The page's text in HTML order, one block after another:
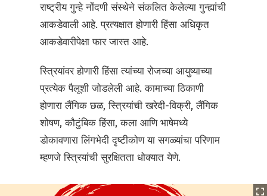
राष्ट्रीय गुन्हे नोंदणी संस्थेने संकलित केलेल्या गुन्ह्यांची
आकडेवाली आहे. प्रत्यक्षात होणारी हिंसा अधिकृत
आकडेवारीपेक्षा फार जास्त आहे.
स्त्रियांवर होणारी हिंसा त्यांच्या रोजच्या आयुष्याच्या
प्रत्येक पैलूशी जोडलेली आहे. कामाच्या ठिकाणी
होणारा लैंगिक छळ, स्त्रियांची खरेदी-विक्री, लैंगिक
शोषण, कौटुंबिक हिंसा, कला आणि भाषेमध्ये
डोकावणारा लिंगभेदी दृष्टीकोण या सगळ्यांचा परिणाम
म्हणजे स्त्रियांची सुरक्षितता धोक्यात येणे.